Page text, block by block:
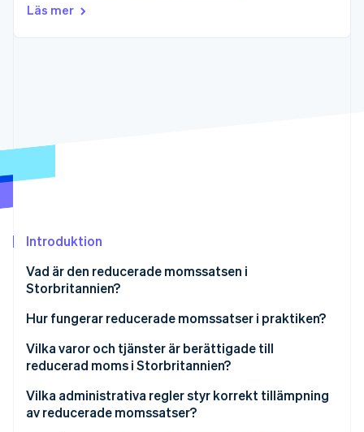
Climate
Läs mer
Introduktion
Vad är den reducerade momssatsen i
Storbritannien?
Hur fungerar reducerade momssatser i praktiken?
Vilka varor och tjänster är berättigade till
reducerad moms i Storbritannien?
Vilka administrativa regler styr korrekt tillämpning
av reducerade momssatser?